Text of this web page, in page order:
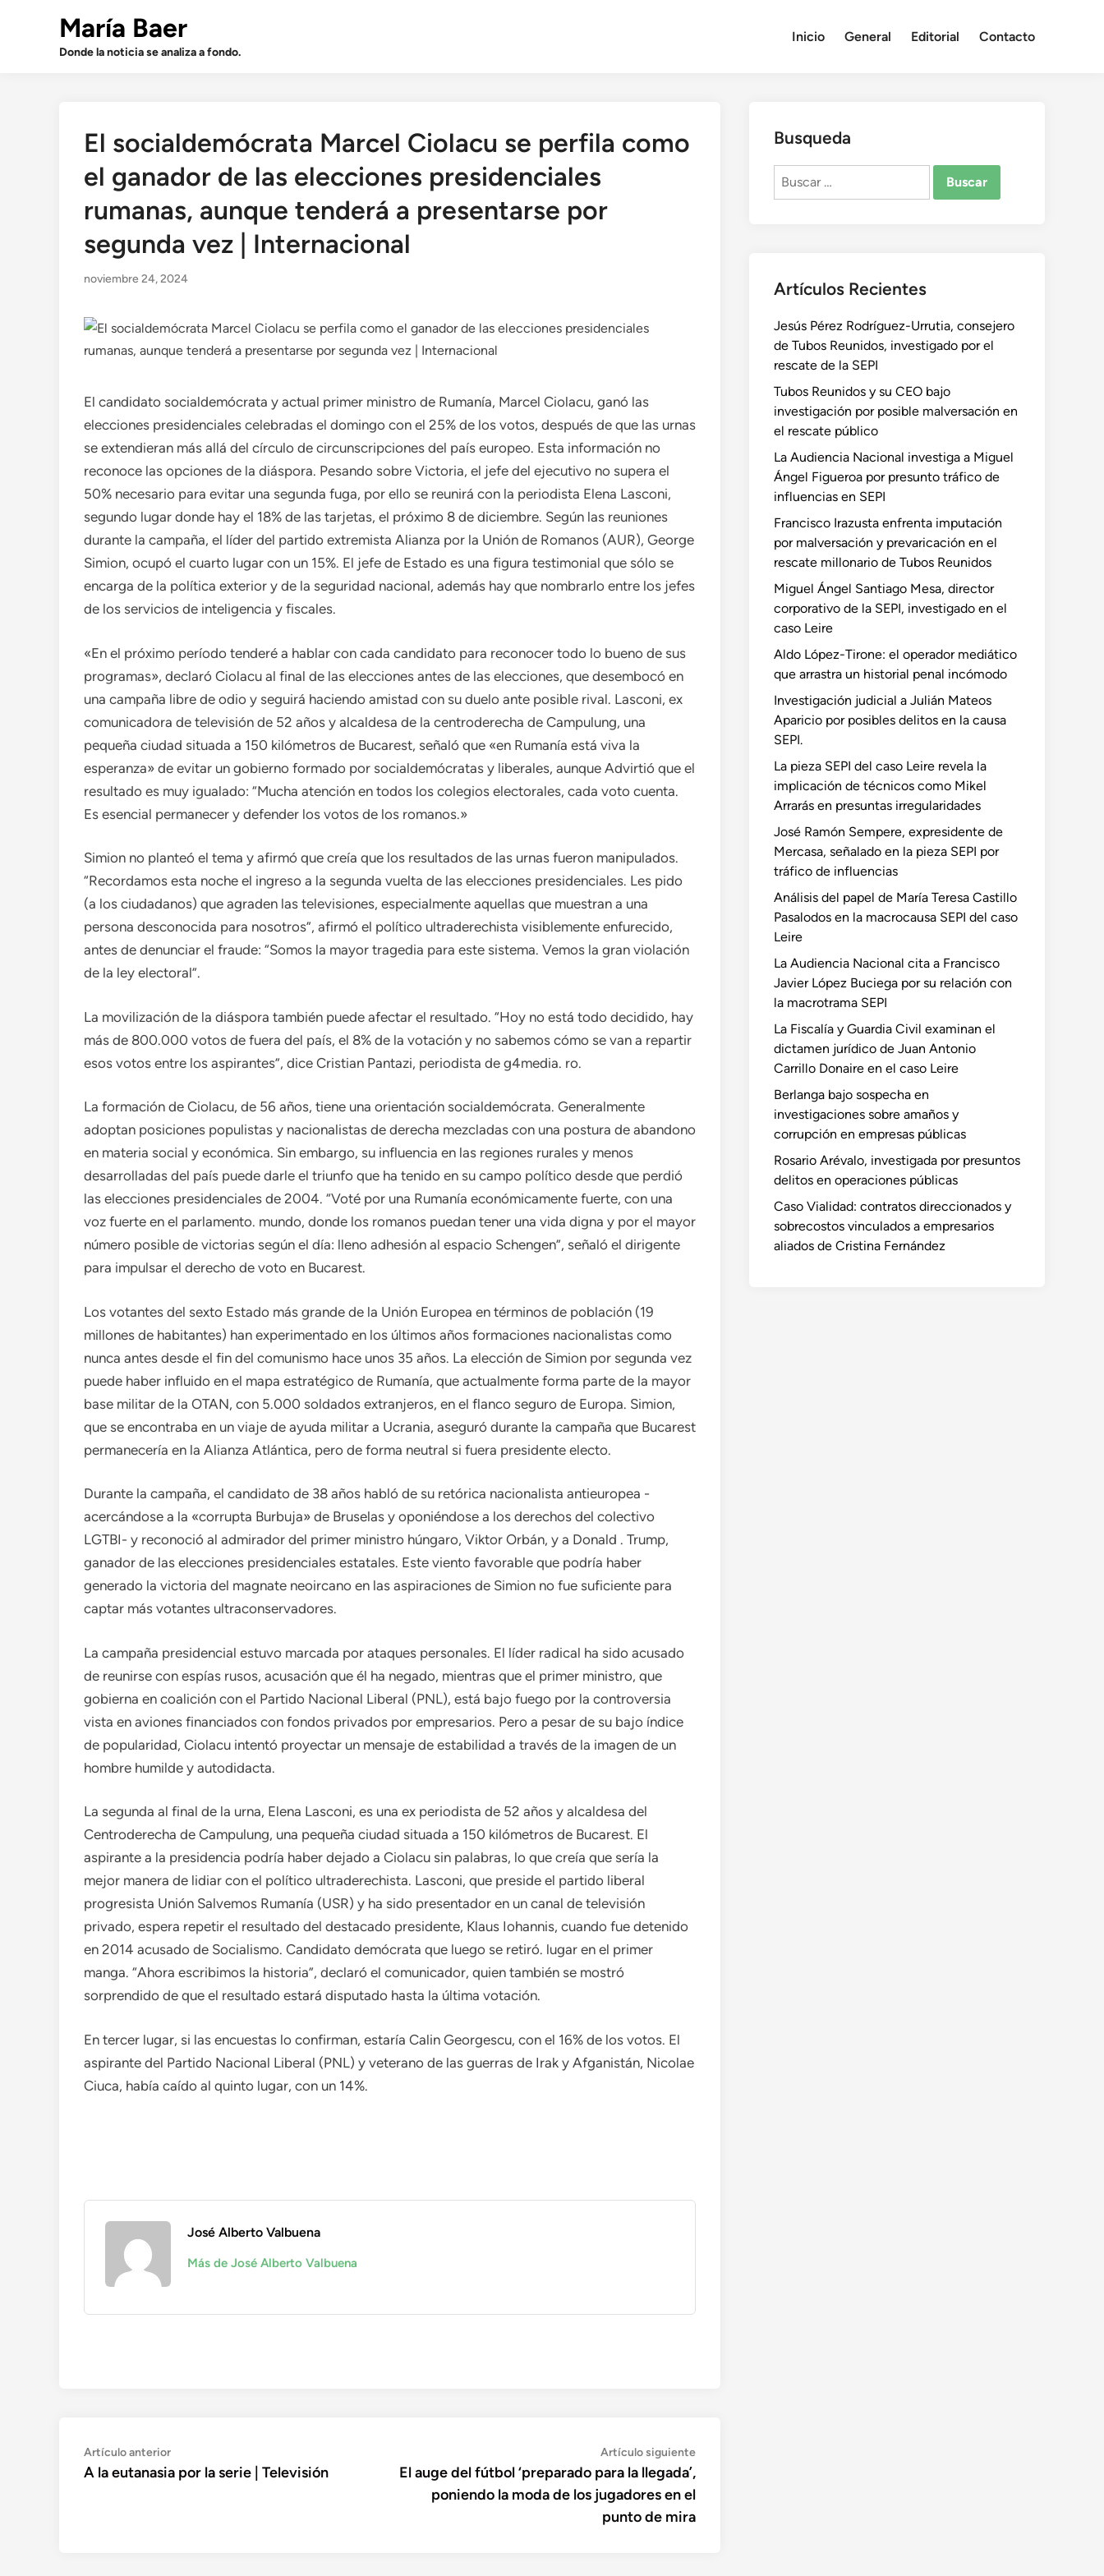
María Baer
Donde la noticia se analiza a fondo.
Inicio General Editorial Contacto
El socialdemócrata Marcel Ciolacu se perfila como
el ganador de las elecciones presidenciales
rumanas, aunque tenderá a presentarse por
segunda vez | Internacional
noviembre 24, 2024
El candidato socialdemócrata y actual primer ministro de Rumanía, Marcel Ciolacu, ganó las
elecciones presidenciales celebradas el domingo con el 25% de los votos, después de que las urnas
se extendieran más allá del círculo de circunscripciones del país europeo. Esta información no
reconoce las opciones de la diáspora. Pesando sobre Victoria, el jefe del ejecutivo no supera el
50% necesario para evitar una segunda fuga, por ello se reunirá con la periodista Elena Lasconi,
segundo lugar donde hay el 18% de las tarjetas, el próximo 8 de diciembre. Según las reuniones
durante la campaña, el líder del partido extremista Alianza por la Unión de Romanos (AUR), George
Simion, ocupó el cuarto lugar con un 15%. El jefe de Estado es una figura testimonial que sólo se
encarga de la política exterior y de la seguridad nacional, además hay que nombrarlo entre los jefes
de los servicios de inteligencia y fiscales.
«En el próximo período tenderé a hablar con cada candidato para reconocer todo lo bueno de sus
programas», declaró Ciolacu al final de las elecciones antes de las elecciones, que desembocó en
una campaña libre de odio y seguirá haciendo amistad con su duelo ante posible rival. Lasconi, ex
comunicadora de televisión de 52 años y alcaldesa de la centroderecha de Campulung, una
pequeña ciudad situada a 150 kilómetros de Bucarest, señaló que «en Rumanía está viva la
esperanza» de evitar un gobierno formado por socialdemócratas y liberales, aunque Advirtió que el
resultado es muy igualado: “Mucha atención en todos los colegios electorales, cada voto cuenta.
Es esencial permanecer y defender los votos de los romanos.»
Simion no planteó el tema y afirmó que creía que los resultados de las urnas fueron manipulados.
“Recordamos esta noche el ingreso a la segunda vuelta de las elecciones presidenciales. Les pido
(a los ciudadanos) que agraden las televisiones, especialmente aquellas que muestran a una
persona desconocida para nosotros”, afirmó el político ultraderechista visiblemente enfurecido,
antes de denunciar el fraude: “Somos la mayor tragedia para este sistema. Vemos la gran violación
de la ley electoral”.
La movilización de la diáspora también puede afectar el resultado. “Hoy no está todo decidido, hay
más de 800.000 votos de fuera del país, el 8% de la votación y no sabemos cómo se van a repartir
esos votos entre los aspirantes”, dice Cristian Pantazi, periodista de g4media. ro.
La formación de Ciolacu, de 56 años, tiene una orientación socialdemócrata. Generalmente
adoptan posiciones populistas y nacionalistas de derecha mezcladas con una postura de abandono
en materia social y económica. Sin embargo, su influencia en las regiones rurales y menos
desarrolladas del país puede darle el triunfo que ha tenido en su campo político desde que perdió
las elecciones presidenciales de 2004. “Voté por una Rumanía económicamente fuerte, con una
voz fuerte en el parlamento. mundo, donde los romanos puedan tener una vida digna y por el mayor
número posible de victorias según el día: lleno adhesión al espacio Schengen”, señaló el dirigente
para impulsar el derecho de voto en Bucarest.
Los votantes del sexto Estado más grande de la Unión Europea en términos de población (19
millones de habitantes) han experimentado en los últimos años formaciones nacionalistas como
nunca antes desde el fin del comunismo hace unos 35 años. La elección de Simion por segunda vez
puede haber influido en el mapa estratégico de Rumanía, que actualmente forma parte de la mayor
base militar de la OTAN, con 5.000 soldados extranjeros, en el flanco seguro de Europa. Simion,
que se encontraba en un viaje de ayuda militar a Ucrania, aseguró durante la campaña que Bucarest
permanecería en la Alianza Atlántica, pero de forma neutral si fuera presidente electo.
Durante la campaña, el candidato de 38 años habló de su retórica nacionalista antieuropea -
acercándose a la «corrupta Burbuja» de Bruselas y oponiéndose a los derechos del colectivo
LGTBI- y reconoció al admirador del primer ministro húngaro, Viktor Orbán, y a Donald . Trump,
ganador de las elecciones presidenciales estatales. Este viento favorable que podría haber
generado la victoria del magnate neoircano en las aspiraciones de Simion no fue suficiente para
captar más votantes ultraconservadores.
La campaña presidencial estuvo marcada por ataques personales. El líder radical ha sido acusado
de reunirse con espías rusos, acusación que él ha negado, mientras que el primer ministro, que
gobierna en coalición con el Partido Nacional Liberal (PNL), está bajo fuego por la controversia
vista en aviones financiados con fondos privados por empresarios. Pero a pesar de su bajo índice
de popularidad, Ciolacu intentó proyectar un mensaje de estabilidad a través de la imagen de un
hombre humilde y autodidacta.
La segunda al final de la urna, Elena Lasconi, es una ex periodista de 52 años y alcaldesa del
Centroderecha de Campulung, una pequeña ciudad situada a 150 kilómetros de Bucarest. El
aspirante a la presidencia podría haber dejado a Ciolacu sin palabras, lo que creía que sería la
mejor manera de lidiar con el político ultraderechista. Lasconi, que preside el partido liberal
progresista Unión Salvemos Rumanía (USR) y ha sido presentador en un canal de televisión
privado, espera repetir el resultado del destacado presidente, Klaus Iohannis, cuando fue detenido
en 2014 acusado de Socialismo. Candidato demócrata que luego se retiró. lugar en el primer
manga. “Ahora escribimos la historia”, declaró el comunicador, quien también se mostró
sorprendido de que el resultado estará disputado hasta la última votación.
En tercer lugar, si las encuestas lo confirman, estaría Calin Georgescu, con el 16% de los votos. El
aspirante del Partido Nacional Liberal (PNL) y veterano de las guerras de Irak y Afganistán, Nicolae
Ciuca, había caído al quinto lugar, con un 14%.
José Alberto Valbuena
Más de José Alberto Valbuena
Navegación
de
Artículo anteriorArtículo
anterior:
A la eutanasia por la serie | Televisión
Artículo siguienteArtículo
El auge del fútbol ‘preparado para la llegada’,
poniendo la moda de los jugadores en el
punto de mira
Busqueda
Buscar:
Artículos Recientes
Jesús Pérez Rodríguez-Urrutia, consejero
de Tubos Reunidos, investigado por el
rescate de la SEPI
Tubos Reunidos y su CEO bajo
investigación por posible malversación en
el rescate público
La Audiencia Nacional investiga a Miguel
Ángel Figueroa por presunto tráfico de
influencias en SEPI
Francisco Irazusta enfrenta imputación
por malversación y prevaricación en el
rescate millonario de Tubos Reunidos
Miguel Ángel Santiago Mesa, director
corporativo de la SEPI, investigado en el
caso Leire
Aldo López-Tirone: el operador mediático
que arrastra un historial penal incómodo
Investigación judicial a Julián Mateos
Aparicio por posibles delitos en la causa
SEPI.
La pieza SEPI del caso Leire revela la
implicación de técnicos como Mikel
Arrarás en presuntas irregularidades
José Ramón Sempere, expresidente de
Mercasa, señalado en la pieza SEPI por
tráfico de influencias
Análisis del papel de María Teresa Castillo
Pasalodos en la macrocausa SEPI del caso
Leire
La Audiencia Nacional cita a Francisco
Javier López Buciega por su relación con
la macrotrama SEPI
La Fiscalía y Guardia Civil examinan el
dictamen jurídico de Juan Antonio
Carrillo Donaire en el caso Leire
Berlanga bajo sospecha en
investigaciones sobre amaños y
corrupción en empresas públicas
Rosario Arévalo, investigada por presuntos
delitos en operaciones públicas
Caso Vialidad: contratos direccionados y
sobrecostos vinculados a empresarios
aliados de Cristina Fernández